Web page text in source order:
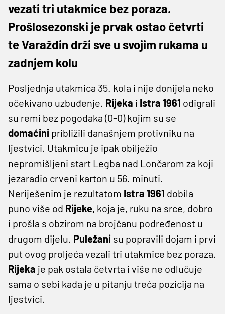
vezati tri utakmice bez poraza.
Prošlosezonski je prvak ostao četvrti
te Varaždin drži sve u svojim rukama u
zadnjem kolu
Posljednja utakmica 35. kola i nije donijela neko
očekivano uzbuđenje. Rijeka i Istra 1961 odigrali
su remi bez pogodaka (0-0) kojim su se
domaćini približili današnjem protivniku na
ljestvici. Utakmicu je ipak obilježio
nepromišljeni start Legba nad Lončarom za koji
jezaradio crveni karton u 56. minuti.
Neriješenim je rezultatom Istra 1961 dobila
puno više od Rijeke, koja je, ruku na srce, dobro
i prošla s obzirom na brojčanu podređenost u
drugom dijelu. Puležani su popravili dojam i prvi
put ovog proljeća vezali tri utakmice bez poraza.
Rijeka je pak ostala četvrta i više ne odlučuje
sama o sebi kada je u pitanju treća pozicija na
ljestvici.